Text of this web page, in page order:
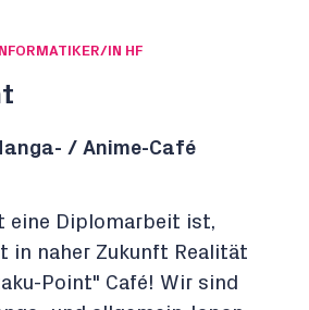
IN HF
/ Anime-Café
eine Diplomarbeit ist,
in naher Zukunft Realität
Point" Café! Wir sind